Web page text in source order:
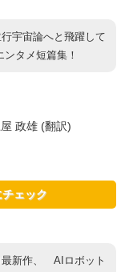
宇宙論へと飛躍して
タメ短篇集！
政雄 (翻訳)
ェック
最新作、 AIロボット